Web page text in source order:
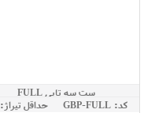
ست سه تایی FULL
کد: GBP-FULL
حداقل تيراژ: 20